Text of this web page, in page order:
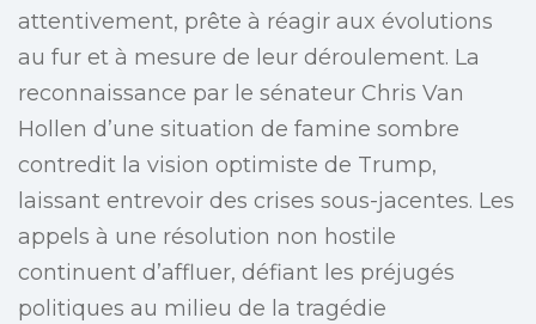
attentivement, prête à réagir aux évolutions
au fur et à mesure de leur déroulement. La
reconnaissance par le sénateur Chris Van
Hollen d’une situation de famine sombre
contredit la vision optimiste de Trump,
laissant entrevoir des crises sous-jacentes. Les
appels à une résolution non hostile
continuent d’affluer, défiant les préjugés
politiques au milieu de la tragédie